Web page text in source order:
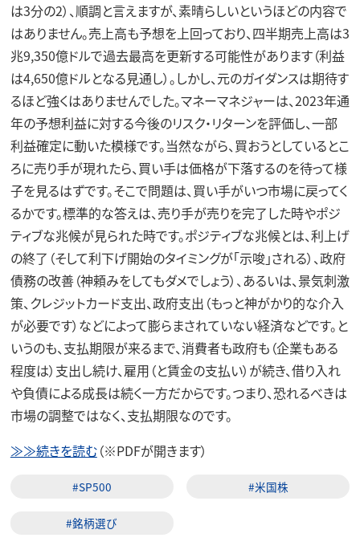
は3分の2）、順調と言えますが、素晴らしいというほどの内容で
はありません。売上高も予想を上回っており、四半期売上高は3
兆9,350億ドルで過去最高を更新する可能性があります（利益
は4,650億ドルとなる見通し）。しかし、元のガイダンスは期待す
るほど強くはありませんでした。マネーマネジャーは、2023年通
年の予想利益に対する今後のリスク・リターンを評価し、一部
利益確定に動いた模様です。当然ながら、買おうとしているとこ
ろに売り手が現れたら、買い手は価格が下落するのを待って様
子を見るはずです。そこで問題は、買い手がいつ市場に戻ってく
るかです。標準的な答えは、売り手が売りを完了した時やポジ
ティブな兆候が見られた時です。ポジティブな兆候とは、利上げ
の終了（そして利下げ開始のタイミングが「示唆」される）、政府
債務の改善（神頼みをしてもダメでしょう）、あるいは、景気刺激
策、クレジットカード支出、政府支出（もっと神がかり的な介入
が必要です）などによって膨らまされていない経済などです。と
いうのも、支払期限が来るまで、消費者も政府も（企業もある
程度は）支出し続け、雇用（と賃金の支払い）が続き、借り入れ
や負債による成長は続く一方だからです。つまり、恐れるべきは
市場の調整ではなく、支払期限なのです。
≫≫続きを読む（※PDFが開きます）
#SP500 #米国株
#銘柄選び